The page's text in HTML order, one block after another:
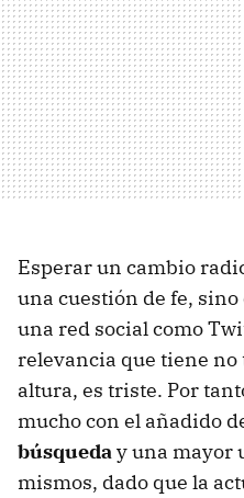
Esperar un cambio
una cuestión de fe, sino
una red social como
relevancia que tiene no
altura, es triste. Por
mucho con el añadido
búsqueday una mayor
mismos, dado que la